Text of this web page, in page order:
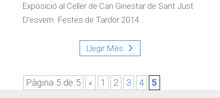
Exposició al Celler de Can Ginestar de Sant Just
D’esvern. Festes de Tardor 2014...
Llegir Més
Pàgina 5 de 5 « 1 2 3 4 5